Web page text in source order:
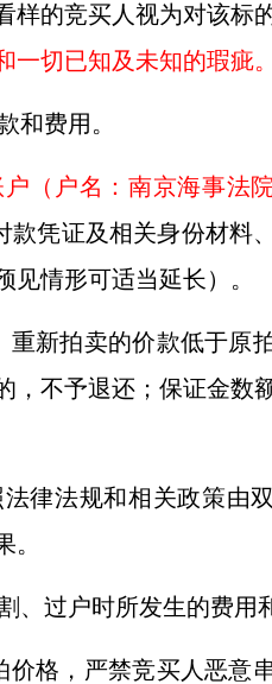
样的竞买人视为对该标
切已知及未知的瑕疵。
和费用。
（户名：南京海事法
款凭证及相关身份材料
情形可适当延长）。
新拍卖的价款低于原
不予退还；保证金数
律法规和相关政策由
过户时所发生的费用
格，严禁竞买人恶意